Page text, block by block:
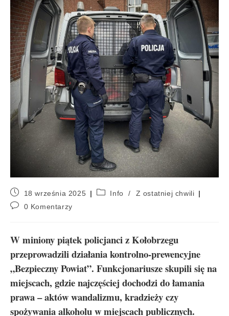
18 września 2025 Info /
Z ostatniej chwili
0 Komentarzy
W miniony piątek policjanci z Kołobrzegu
przeprowadzili działania kontrolno-prewencyjne
„Bezpieczny Powiat”. Funkcjonariusze skupili się na
miejscach, gdzie najczęściej dochodzi do łamania
prawa – aktów wandalizmu, kradzieży czy
spożywania alkoholu w miejscach publicznych.